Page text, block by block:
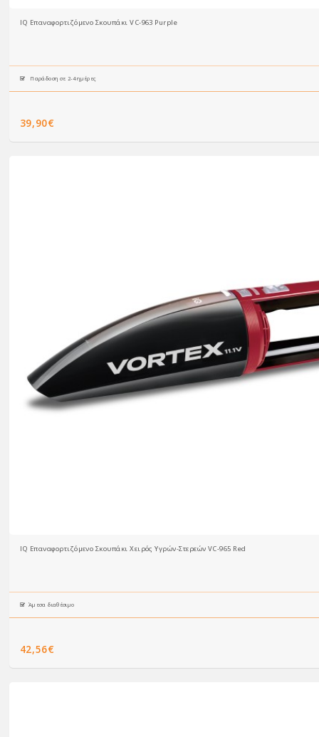
IQ Επαναφορτιζόμενο Σκουπάκι VC-963 Purple
Παράδοση σε 2-4 ημέρες
39,90€
IQ Επαναφορτιζόμενο Σκουπάκι Χειρός Υγρών-Στερεών VC-965 Red
Άμεσα διαθέσιμο
42,56€